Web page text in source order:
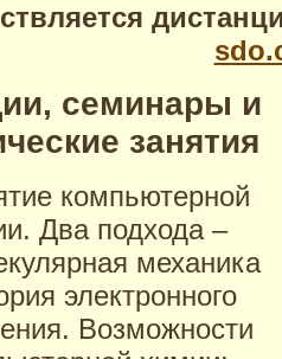
семинары и
занятия
компьютерной
Два подхода –
механика
электронного
Возможности